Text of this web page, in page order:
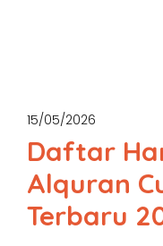
15/05/2026
Daftar
Alquran
Terbaru